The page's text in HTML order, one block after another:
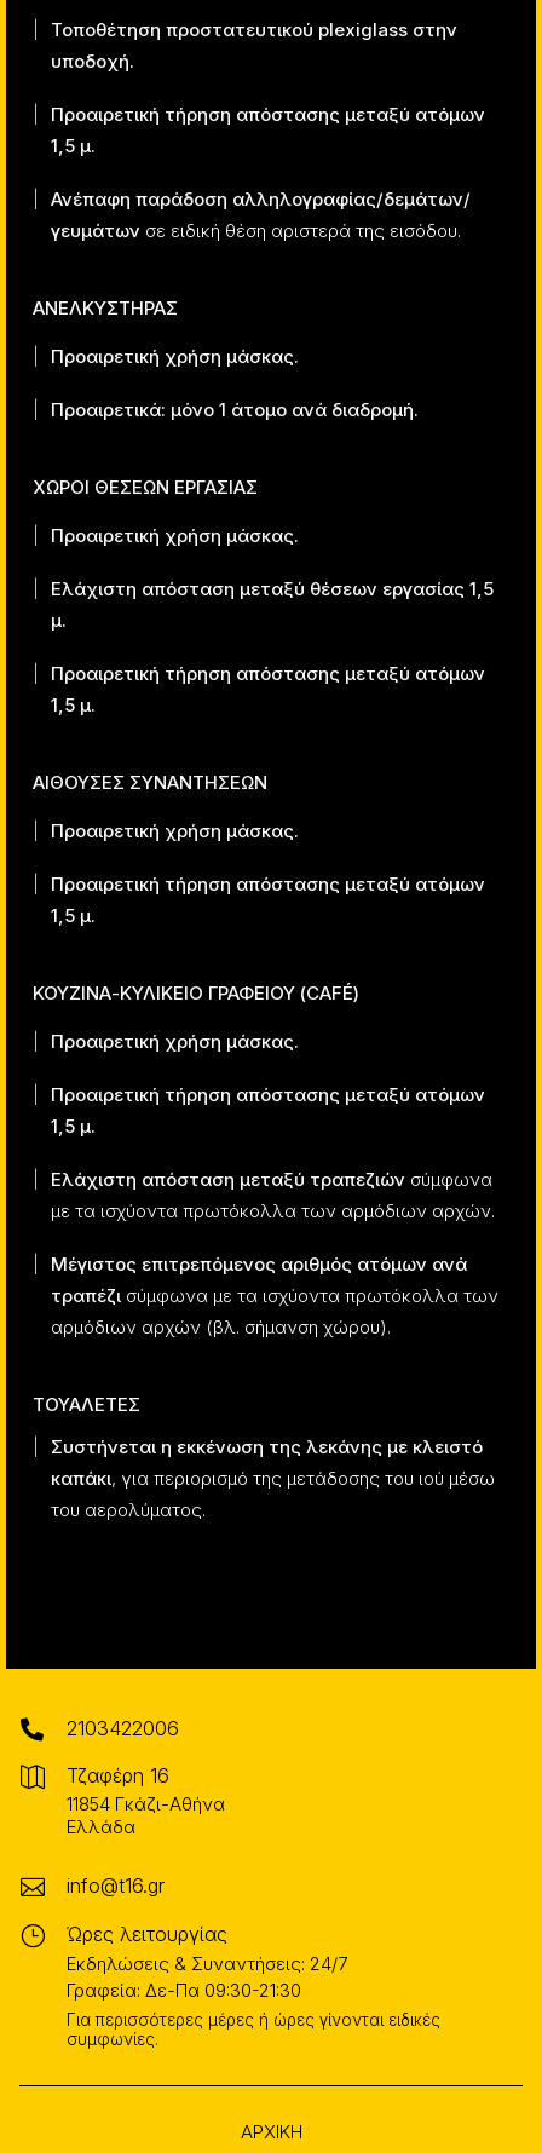
Τοποθέτηση προστατευτικού plexiglass στην
υποδοχή.
Προαιρετική τήρηση απόστασης μεταξύ ατόμων
1,5 μ.
Ανέπαφη παράδοση αλληλογραφίας/δεμάτων/
γευμάτων σε ειδική θέση αριστερά της εισόδου.
ΑΝΕΛΚΥΣΤΗΡΑΣ
Προαιρετική χρήση μάσκας.
Προαιρετικά: μόνο 1 άτομο ανά διαδρομή.
ΧΩΡΟΙ ΘΕΣΕΩΝ ΕΡΓΑΣΙΑΣ
Προαιρετική χρήση μάσκας.
Ελάχιστη απόσταση μεταξύ θέσεων εργασίας 1,5
μ.
Προαιρετική τήρηση απόστασης μεταξύ ατόμων
1,5 μ.
ΑΙΘΟΥΣΕΣ ΣΥΝΑΝΤΗΣΕΩΝ
Προαιρετική χρήση μάσκας.
Προαιρετική τήρηση απόστασης μεταξύ ατόμων
1,5 μ.
ΚΟΥΖΙΝΑ-ΚΥΛΙΚΕΙΟ ΓΡΑΦΕΙΟΥ (CAFÉ)
Προαιρετική χρήση μάσκας.
Προαιρετική τήρηση απόστασης μεταξύ ατόμων
1,5 μ.
Ελάχιστη απόσταση μεταξύ τραπεζιών σύμφωνα
με τα ισχύοντα πρωτόκολλα των αρμόδιων αρχών.
Μέγιστος επιτρεπόμενος αριθμός ατόμων ανά
τραπέζι σύμφωνα με τα ισχύοντα πρωτόκολλα των
αρμόδιων αρχών (βλ. σήμανση χώρου).
ΤΟΥΑΛΕΤΕΣ
Συστήνεται η εκκένωση της λεκάνης με κλειστό
καπάκι, για περιορισμό της μετάδοσης του ιού μέσω
του αερολύματος.

2103422006

Τζαφέρη 16
11854 Γκάζι-Αθήνα
Ελλάδα
 info@t16.gr
} Ώρες λειτουργίας
Εκδηλώσεις & Συναντήσεις: 24/7
Γραφεία: Δε-Πα 09:30-21:30
Για περισσότερες μέρες ή ώρες γίνονται ειδικές
συμφωνίες.
ΑΡΧΙΚΗ